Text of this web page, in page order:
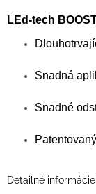
LEd-tech
Snadná
Snadné
Detailné informácie